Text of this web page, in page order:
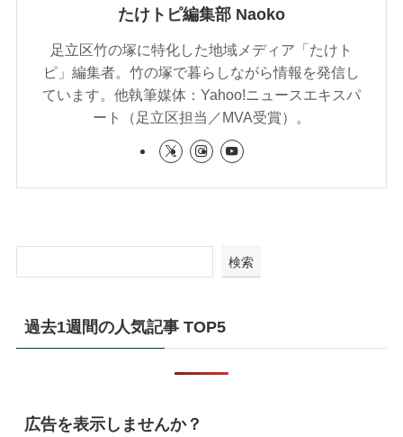
たけトピ編集部 Naoko
足立区竹の塚に特化した地域メディア「たけト
ピ」編集者。竹の塚で暮らしながら情報を発信し
ています。他執筆媒体：Yahoo!ニュースエキスパ
ート（足立区担当／MVA受賞）。
検索
過去1週間の人気記事 TOP5
広告を表示しませんか？